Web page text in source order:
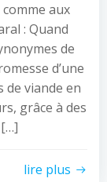
aux
: Quand
de
d’une
de viande en
grâce à des
lire plus